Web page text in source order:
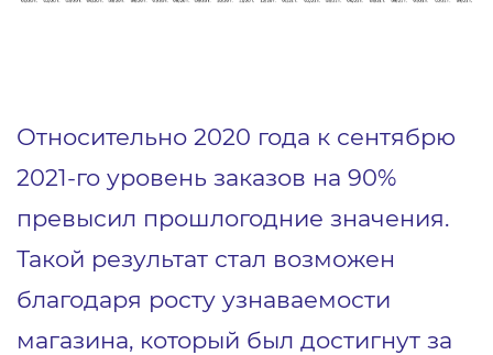
Относительно 2020 года к сентябрю
2021-го уровень заказов на 90%
превысил прошлогодние значения.
Такой результат стал возможен
благодаря росту узнаваемости
магазина, который был достигнут за